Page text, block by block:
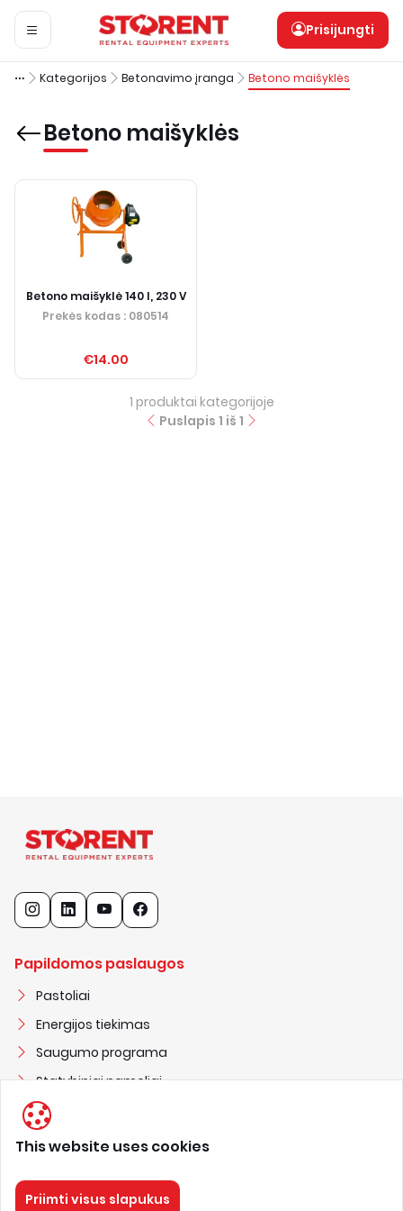
Prisijungti
Kategorijos Betonavimo įranga Betono maišyklės
Betono maišyklės
Betono maišyklė 140 l, 230 V
Prekės kodas : 080514
€14.00
1 produktai kategorijoje
Puslapis 1 iš 1
Papildomos paslaugos
Pastoliai
Energijos tiekimas
Saugumo programa
Statybiniai nameliai
STORENT UAB
302251303
nuoma@storent.com
This website uses cookies
Priimti visus slapukus